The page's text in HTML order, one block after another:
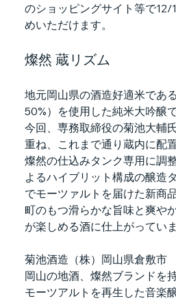
のショッピングサイト等で12/
めいただけます。
燦然 蔵リズム
地元岡山県の酒造好適米であ
50%）を使用した純米大吟醸で
今回、専務取締役の菊池大輔
重ね、これまで通り蔵内に配
燦然の仕込みタンク専用に調
よるハイブリット構成の醸造
でモーツァルトを届けた新商
町のもつ滑らかな旨味と爽や
が楽しめる酒に仕上がっていま
菊池酒造（株）岡山県倉敷市
岡山の地酒、燦然ブランドを
モーツアルトを再生した音楽